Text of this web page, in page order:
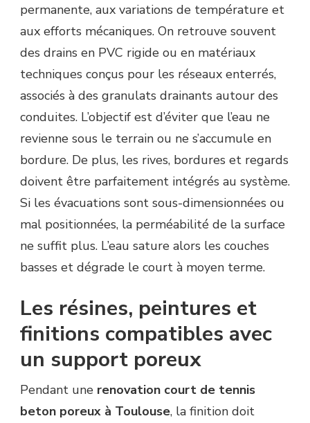
permanente, aux variations de température et
aux efforts mécaniques. On retrouve souvent
des drains en PVC rigide ou en matériaux
techniques conçus pour les réseaux enterrés,
associés à des granulats drainants autour des
conduites. L’objectif est d’éviter que l’eau ne
revienne sous le terrain ou ne s’accumule en
bordure. De plus, les rives, bordures et regards
doivent être parfaitement intégrés au système.
Si les évacuations sont sous-dimensionnées ou
mal positionnées, la perméabilité de la surface
ne suffit plus. L’eau sature alors les couches
basses et dégrade le court à moyen terme.
Les résines, peintures et
finitions compatibles avec
un support poreux
Pendant une renovation court de tennis
beton poreux à Toulouse, la finition doit